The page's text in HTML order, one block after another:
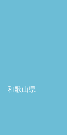
和歌山県